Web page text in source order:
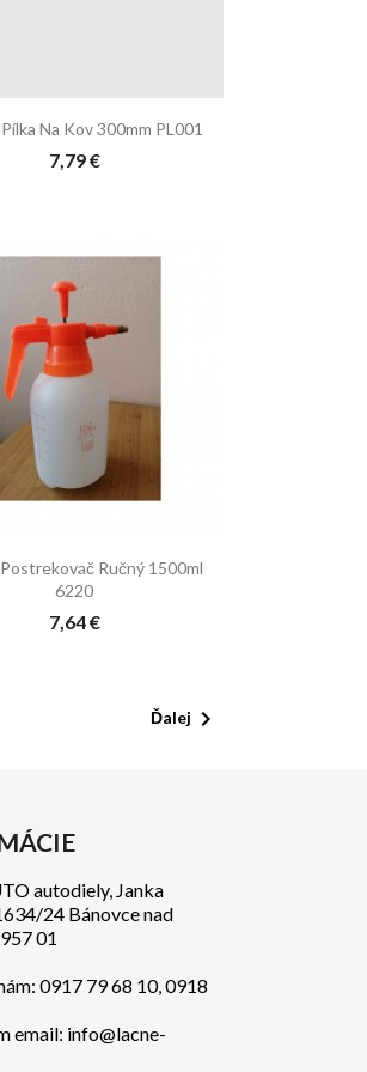
Rýchly náhľad
Na Kov 300mm PL001
7,79 €
Rýchly náhľadRučný 1500ml
6220
7,64 €
Ďalej 
autodiely, Janka
24 Bánovce nad
01
0917 79 68 10,0918
email: info@lacne-